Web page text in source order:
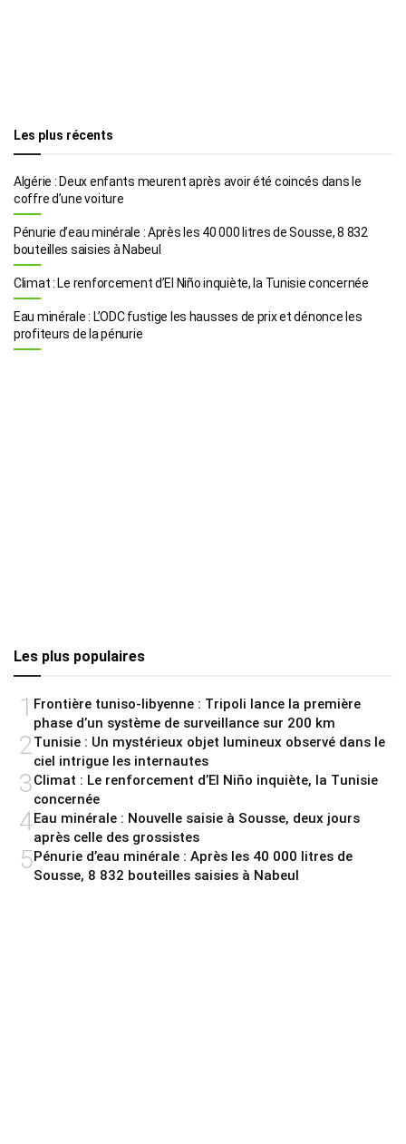
Les plus récents
Algérie : Deux enfants meurent après avoir été coincés dans le
coffre d’une voiture
Pénurie d’eau minérale : Après les 40 000 litres de Sousse, 8 832
bouteilles saisies à Nabeul
Climat : Le renforcement d’El Niño inquiète, la Tunisie concernée
Eau minérale : L’ODC fustige les hausses de prix et dénonce les
profiteurs de la pénurie
Les plus populaires
1 Frontière tuniso-libyenne : Tripoli lance la première
phase d’un système de surveillance sur 200 km
2Tunisie : Un mystérieux objet lumineux observé dans le
ciel intrigue les internautes
3Climat : Le renforcement d’El Niño inquiète, la Tunisie
concernée
4Eau minérale : Nouvelle saisie à Sousse, deux jours
après celle des grossistes
5Pénurie d’eau minérale : Après les 40 000 litres de
Sousse, 8 832 bouteilles saisies à Nabeul